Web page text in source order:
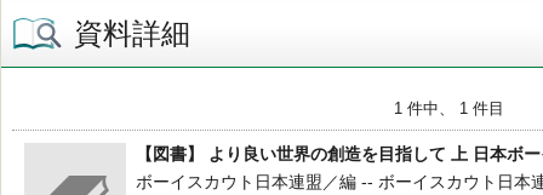
資料詳細
1 件中、 1 件目
【図書】 より良い世界の創造を目指して 上 日本ボ
ボーイスカウト日本連盟／編 -- ボーイスカウト日本